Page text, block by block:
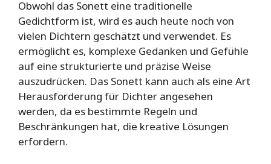
Obwohl das Sonett eine traditionelle
Gedichtform ist, wird es auch heute noch von
vielen Dichtern geschätzt und verwendet. Es
ermöglicht es, komplexe Gedanken und Gefühle
auf eine strukturierte und präzise Weise
auszudrücken. Das Sonett kann auch als eine Art
Herausforderung für Dichter angesehen
werden, da es bestimmte Regeln und
Beschränkungen hat, die kreative Lösungen
erfordern.